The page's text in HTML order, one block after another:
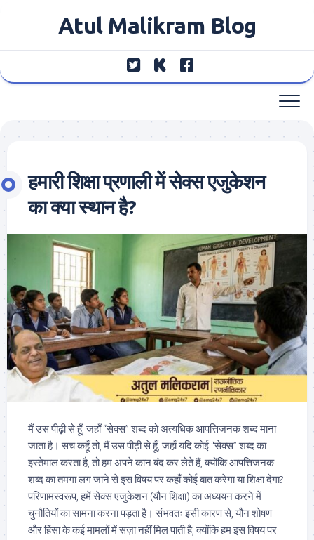
Atul Malikram Blog
हमारी शिक्षा प्रणाली में सेक्स एजुकेशन
का क्या स्थान है?
मैं उस पीढ़ी से हूँ, जहाँ “सेक्स” शब्द को अत्यधिक आपत्तिजनक शब्द माना
जाता है। सच कहूँ तो, मैं उस पीढ़ी से हूँ, जहाँ यदि कोई “सेक्स” शब्द का
इस्तेमाल करता है, तो हम अपने कान बंद कर लेते हैं, क्योंकि आपत्तिजनक
शब्द का तमगा लग जाने से इस विषय पर कहाँ कोई बात करेगा या शिक्षा देगा?
परिणामस्वरूप, हमें सेक्स एजुकेशन (यौन शिक्षा) का अध्ययन करने में
चुनौतियों का सामना करना पड़ता है। संभवतः इसी कारण से, यौन शोषण
और हिंसा के कई मामलों में सज़ा नहीं मिल पाती है, क्योंकि हम इस विषय पर